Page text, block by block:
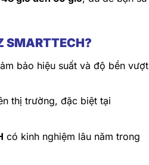
SMARTTECH?
bảo hiệu suất và độ bền vượt
thị trường, đặc biệt tại
có kinh nghiệm lâu năm trong